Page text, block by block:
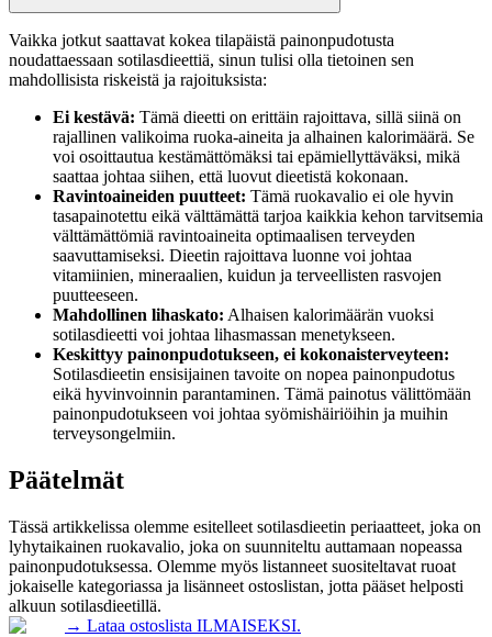
Vaikka jotkut saattavat kokea tilapäistä painonpudotusta
noudattaessaan sotilasdieettiä, sinun tulisi olla tietoinen sen
mahdollisista riskeistä ja rajoituksista:
Ei kestävä: Tämä dieetti on erittäin rajoittava, sillä siinä on
rajallinen valikoima ruoka-aineita ja alhainen kalorimäärä. Se
voi osoittautua kestämättömäksi tai epämiellyttäväksi, mikä
saattaa johtaa siihen, että luovut dieetistä kokonaan.
Ravintoaineiden puutteet: Tämä ruokavalio ei ole hyvin
tasapainotettu eikä välttämättä tarjoa kaikkia kehon tarvitsemia
välttämättömiä ravintoaineita optimaalisen terveyden
saavuttamiseksi. Dieetin rajoittava luonne voi johtaa
vitamiinien, mineraalien, kuidun ja terveellisten rasvojen
puutteeseen.
Mahdollinen lihaskato: Alhaisen kalorimäärän vuoksi
sotilasdieetti voi johtaa lihasmassan menetykseen.
Keskittyy painonpudotukseen, ei kokonaisterveyteen:
Sotilasdieetin ensisijainen tavoite on nopea painonpudotus
eikä hyvinvoinnin parantaminen. Tämä painotus välittömään
painonpudotukseen voi johtaa syömishäiriöihin ja muihin
terveysongelmiin.
Päätelmät
Tässä artikkelissa olemme esitelleet sotilasdieetin periaatteet, joka on
lyhytaikainen ruokavalio, joka on suunniteltu auttamaan nopeassa
painonpudotuksessa. Olemme myös listanneet suositeltavat ruoat
jokaiselle kategoriassa ja lisänneet ostoslistan, jotta pääset helposti
alkuun sotilasdieetillä.
→ Lataa ostoslista ILMAISEKSI.